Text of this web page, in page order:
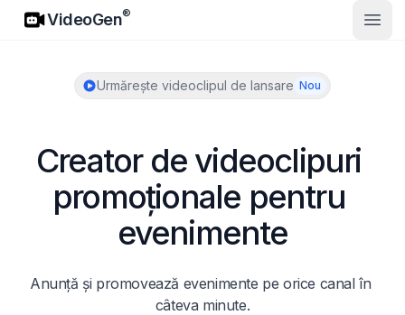
VideoGen
VideoGen®
Urmărește videoclipul de lansare Nou
Creator de videoclipuri
promoționale pentru
evenimente
Anunță și promovează evenimente pe orice canal în
câteva minute.